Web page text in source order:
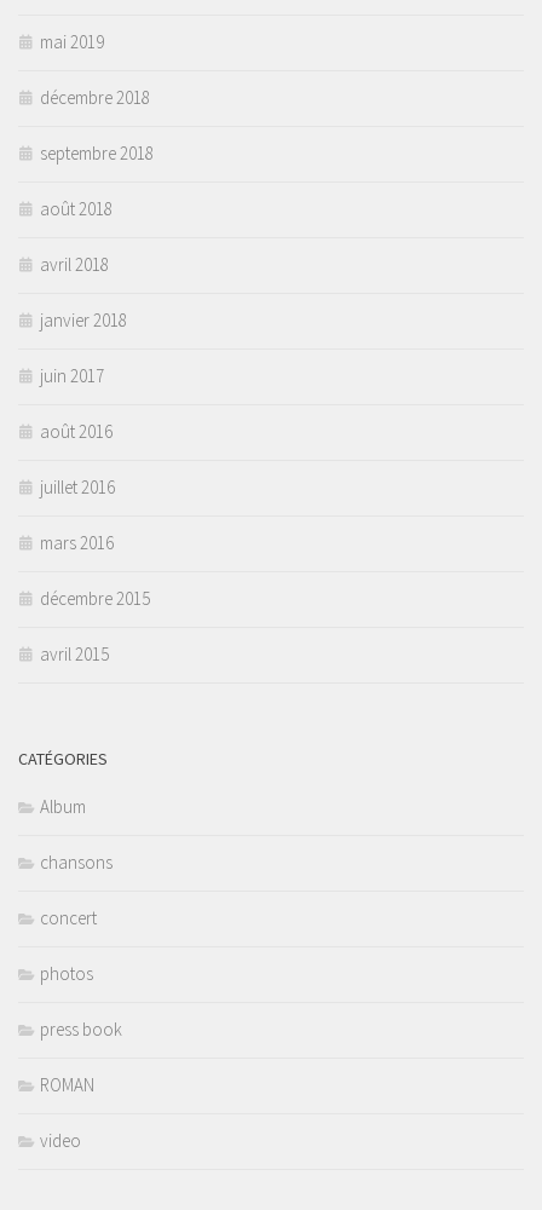
mai 2019
décembre 2018
septembre 2018
août 2018
avril 2018
janvier 2018
juin 2017
août 2016
juillet 2016
mars 2016
décembre 2015
avril 2015
CATÉGORIES
Album
chansons
concert
photos
press book
ROMAN
video